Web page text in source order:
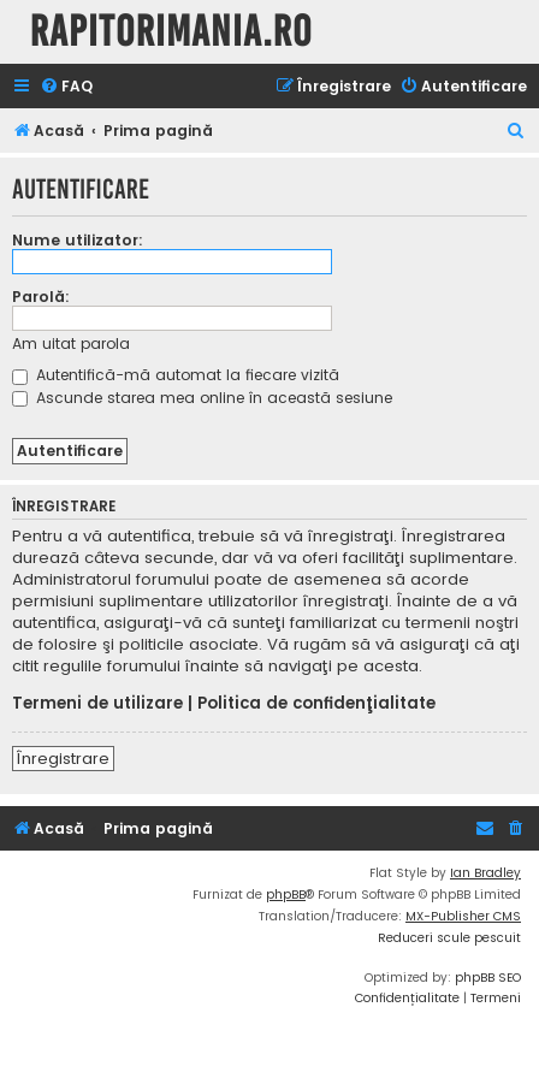
Rapitorimania.ro
FAQ Autentificare
Înregistrare
Acasă Prima pagină
t
Autentificare
Nume utilizator:
Parolă:
Am uitat parola
Autentifică-mă automat la fiecare vizită
Ascunde starea mea online în această sesiune
ÎNREGISTRARE
Pentru a vă autentifica, trebuie să vă înregistraţi. Înregistrarea
durează câteva secunde, dar vă va oferi facilităţi suplimentare.
Administratorul forumului poate de asemenea să acorde
permisiuni suplimentare utilizatorilor înregistraţi. Înainte de a vă
autentifica, asiguraţi-vă că sunteţi familiarizat cu termenii noştri
de folosire şi politicile asociate. Vă rugăm să vă asiguraţi că aţi
citit regulile forumului înainte să navigaţi pe acesta.
Termeni de utilizare
Politica de confidenţialitate
Înregistrare
Acasă Prima pagină
Flat Style by Ian Bradley
Furnizat de phpBB® Forum Software © phpBB Limited
Translation/Traducere: MX-Publisher CMS
Reduceri scule pescuit
Optimized by: phpBB SEO
Confidențialitate | Termeni